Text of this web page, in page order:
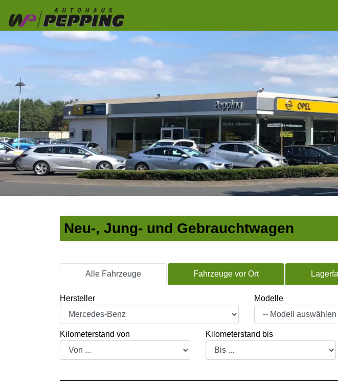
Neu-, Jung- und Gebrauchtwagen
Alle Fahrzeuge Fahrzeuge vor Ort
Hersteller Modelle
Kilometerstand von Kilometerstand bis